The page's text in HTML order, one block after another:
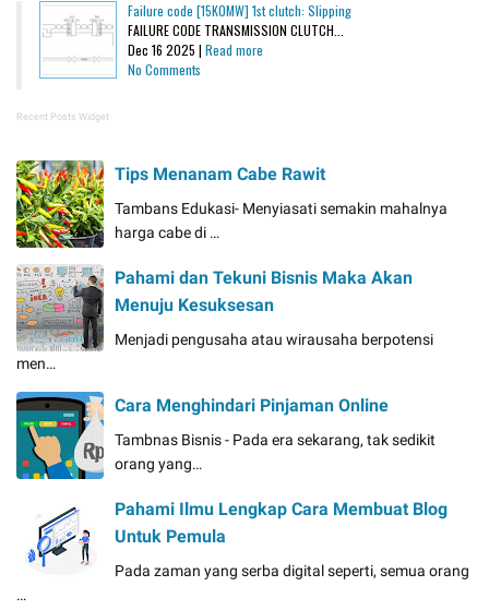
Failure code [15K0MW] 1st clutch: Slipping
FAILURE CODE TRANSMISSION CLUTCH...
Dec 16 2025 | Read more
No Comments
Recent Posts Widget
Tips Menanam Cabe Rawit
Tambans Edukasi- Menyiasati semakin mahalnya
harga cabe di …
Pahami dan Tekuni Bisnis Maka Akan
Menuju Kesuksesan
Menjadi pengusaha atau wirausaha berpotensi
men…
Cara Menghindari Pinjaman Online
Tambnas Bisnis - Pada era sekarang, tak sedikit
orang yang…
Pahami Ilmu Lengkap Cara Membuat Blog
Untuk Pemula
Pada zaman yang serba digital seperti, semua orang
…